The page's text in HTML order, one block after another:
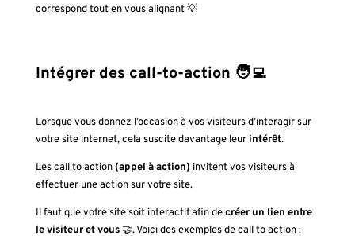
correspond tout en vous alignant 💡
Intégrer des call-to-action 🧑‍💻
Lorsque vous donnez l’occasion à vos visiteurs d’interagir sur
votre site internet, cela suscite davantage leur intérêt.
Les call to action(appel à action) invitent vos visiteurs à
effectuer une action sur votre site.
Il faut que votre site soit interactif afin decréer un lien entre
le visiteur et vous🤝. Voici des exemples de call to action :